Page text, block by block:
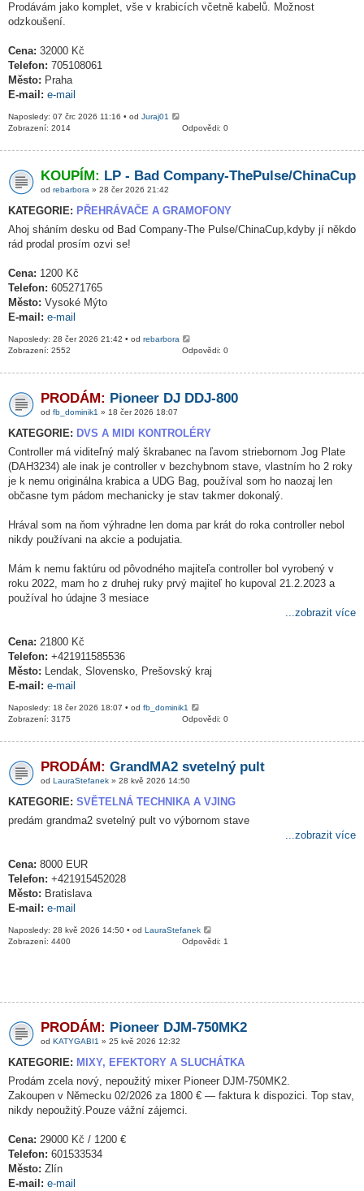
Prodávám jako komplet, vše v krabicích včetně kabelů. Možnost
odzkoušení.
Cena: 32000 Kč
Telefon: 705108061
Město: Praha
E-mail: e-mail
Naposledy: 07 črc 2026 11:16 • od Juraj01
Odpovědi: 0
Zobrazení: 2014
KOUPÍM: LP - Bad Company-ThePulse/ChinaCup
od rebarbora » 28 čer 2026 21:42
KATEGORIE: PŘEHRÁVAČE A GRAMOFONY
Ahoj sháním desku od Bad Company-The Pulse/ChinaCup,kdyby jí někdo
rád prodal prosím ozvi se!
Cena: 1200 Kč
Telefon: 605271765
Město: Vysoké Mýto
E-mail: e-mail
Naposledy: 28 čer 2026 21:42 • od rebarbora
Odpovědi: 0
Zobrazení: 2552
PRODÁM: Pioneer DJ DDJ-800
od fb_dominik1 » 18 čer 2026 18:07
KATEGORIE: DVS A MIDI KONTROLÉRY
Controller má viditeľný malý škrabanec na ľavom striebornom Jog Plate
(DAH3234) ale inak je controller v bezchybnom stave, vlastním ho 2 roky
je k nemu originálna krabica a UDG Bag, používal som ho naozaj len
občasne tym pádom mechanicky je stav takmer dokonalý.
Hrával som na ňom výhradne len doma par krát do roka controller nebol
nikdy používani na akcie a podujatia.
Mám k nemu faktúru od pôvodného majiteľa controller bol vyrobený v
roku 2022, mam ho z druhej ruky prvý majiteľ ho kupoval 21.2.2023 a
používal ho údajne 3 mesiace
...zobrazit více
Cena: 21800 Kč
Telefon: +421911585536
Město: Lendak, Slovensko, Prešovský kraj
E-mail: e-mail
Naposledy: 18 čer 2026 18:07 • od fb_dominik1
Odpovědi: 0
Zobrazení: 3175
PRODÁM: GrandMA2 svetelný pult
od LauraStefanek » 28 kvě 2026 14:50
KATEGORIE: SVĚTELNÁ TECHNIKA A VJING
predám grandma2 svetelný pult vo výbornom stave
...zobrazit více
Cena: 8000 EUR
Telefon: +421915452028
Město: Bratislava
E-mail: e-mail
Naposledy: 28 kvě 2026 14:50 • od LauraStefanek
Odpovědi: 1
Zobrazení: 4400
PRODÁM: Pioneer DJM-750MK2
od KATYGABI1 » 25 kvě 2026 12:32
KATEGORIE: MIXY, EFEKTORY A SLUCHÁTKA
Prodám zcela nový, nepoužitý mixer Pioneer DJM-750MK2.
Zakoupen v Německu 02/2026 za 1800 € — faktura k dispozici. Top stav,
nikdy nepoužitý.Pouze vážní zájemci.
Cena: 29000 Kč / 1200 €
Telefon: 601533534
Město: Zlín
E-mail: e-mail